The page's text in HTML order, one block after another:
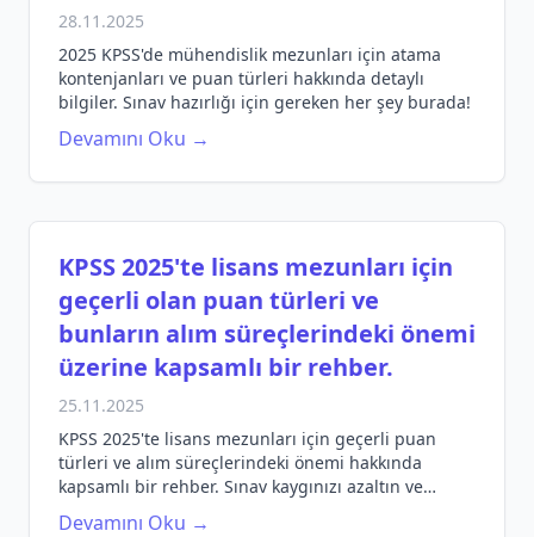
28.11.2025
2025 KPSS'de mühendislik mezunları için atama
kontenjanları ve puan türleri hakkında detaylı
bilgiler. Sınav hazırlığı için gereken her şey burada!
Devamını Oku →
KPSS 2025'te lisans mezunları için
geçerli olan puan türleri ve
bunların alım süreçlerindeki önemi
üzerine kapsamlı bir rehber.
25.11.2025
KPSS 2025'te lisans mezunları için geçerli puan
türleri ve alım süreçlerindeki önemi hakkında
kapsamlı bir rehber. Sınav kaygınızı azaltın ve
başarıya ulaşın!
Devamını Oku →